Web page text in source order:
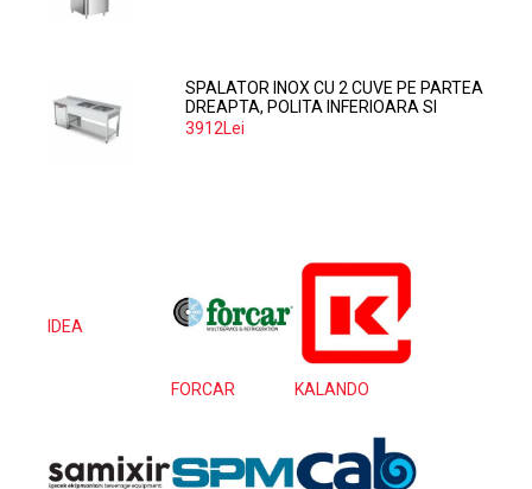
SPALATOR INOX CU 2 CUVE PE PARTEA
DREAPTA, POLITA INFERIOARA SI
SPATIU MASINA SPALAT 160*70*85
3912Lei
IDEA
FORCAR KALANDO